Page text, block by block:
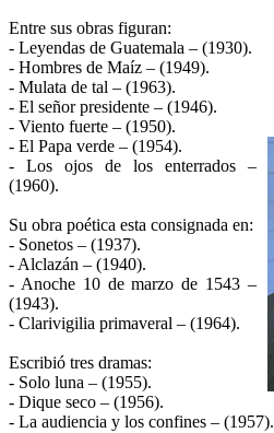
Entre sus obras figuran:
- Leyendas de Guatemala – (1930).
- Hombres de Maíz – (1949).
- Mulata de tal – (1963).
- El señor presidente – (1946).
- Viento fuerte – (1950).
- El Papa verde – (1954).
- Los ojos de los enterrados –
(1960).
Su obra poética esta consignada en:
- Sonetos – (1937).
- Alclazán – (1940).
- Anoche 10 de marzo de 1543 –
(1943).
- Clarivigilia primaveral – (1964).
Escribió tres dramas:
- Solo luna – (1955).
- Dique seco – (1956).
- La audiencia y los confines – (1957).